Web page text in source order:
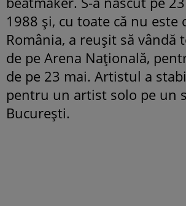
1988 și, cu toate că nu este
România, a reușit să vândă
de pe Arena Națională,
de pe 23 mai. Artistul a
pentru un artist solo pe un
București.